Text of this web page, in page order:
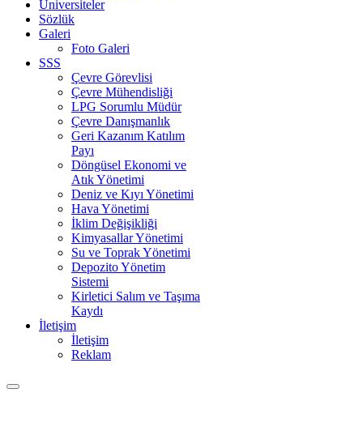
Üniversiteler
Sözlük
Galeri
Foto Galeri
SSS
Çevre Görevlisi
Çevre Mühendisliği
LPG Sorumlu Müdür
Çevre Danışmanlık
Geri Kazanım Katılım
Payı
Döngüsel Ekonomi ve
Atık Yönetimi
Deniz ve Kıyı Yönetimi
Hava Yönetimi
İklim Değişikliği
Kimyasallar Yönetimi
Su ve Toprak Yönetimi
Depozito Yönetim
Sistemi
Kirletici Salım ve Taşıma
Kaydı
İletişim
İletişim
Reklam